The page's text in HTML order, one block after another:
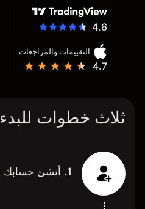
4.6
التقييمات والمراجعات
4.7
ثلاث خطوات للبدء
1. أنشئ حسابك (وفقًا لمعايير الأهلية)